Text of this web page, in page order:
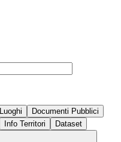
Luoghi
Documenti Pubblici
Info Territori Dataset